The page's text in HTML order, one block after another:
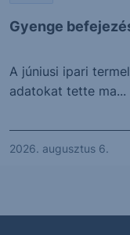
Gyenge
A júniusi ipari
adatokat tette ma...
2026. augusztus 6.